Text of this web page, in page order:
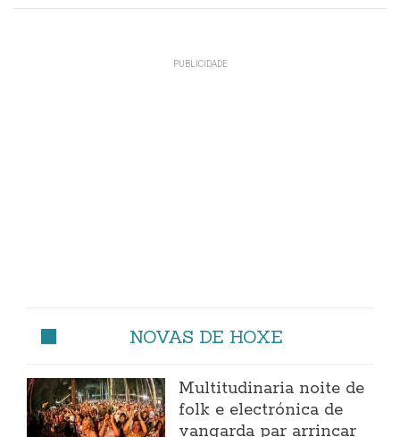
NOVAS DE HOXE
Multitudinaria noite de
folk e electrónica de
vangarda par arrincar